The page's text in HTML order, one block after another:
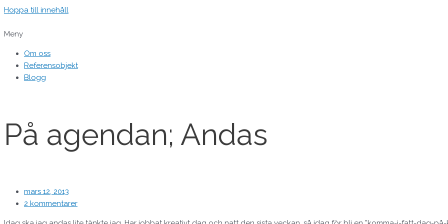
Hoppa till innehåll
Meny
Om oss
Referensobjekt
Blogg
På agendan; Andas
mars 12, 2013
2 kommentarer